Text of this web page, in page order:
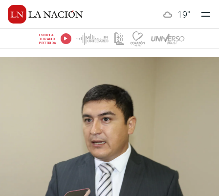
19°
ESCUCHÁ
TU RADIO
PREFERIDA